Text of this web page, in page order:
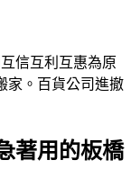
信互利互惠為原
家。百貨公司進撤
著用的板橋